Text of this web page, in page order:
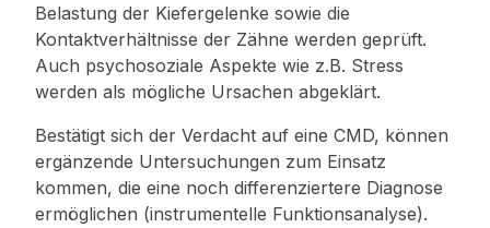
Belastung der Kiefergelenke sowie die
Kontaktverhältnisse der Zähne werden geprüft.
Auch psychosoziale Aspekte wie z.B. Stress
werden als mögliche Ursachen abgeklärt.
Bestätigt sich der Verdacht auf eine CMD, können
ergänzende Untersuchungen zum Einsatz
kommen, die eine noch differenziertere Diagnose
ermöglichen (instrumentelle Funktionsanalyse).